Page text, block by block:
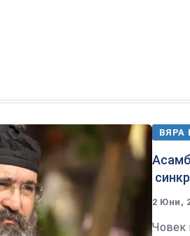
ВЯРА
2 Юни,
Човек